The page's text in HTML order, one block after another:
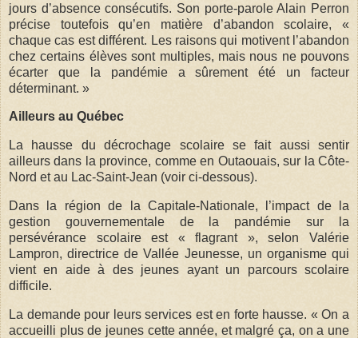
jours d’absence consécutifs. Son porte-parole Alain Perron
précise toutefois qu’en matière d’abandon scolaire, «
chaque cas est différent. Les raisons qui motivent l’abandon
chez certains élèves sont multiples, mais nous ne pouvons
écarter que la pandémie a sûrement été un facteur
déterminant. »
Ailleurs au Québec
La hausse du décrochage scolaire se fait aussi sentir
ailleurs dans la province, comme en Outaouais, sur la Côte-
Nord et au Lac-Saint-Jean (voir ci-dessous).
Dans la région de la Capitale-Nationale, l’impact de la
gestion gouvernementale de la pandémie sur la
persévérance scolaire est « flagrant », selon Valérie
Lampron, directrice de Vallée Jeunesse, un organisme qui
vient en aide à des jeunes ayant un parcours scolaire
difficile.
La demande pour leurs services est en forte hausse. « On a
accueilli plus de jeunes cette année, et malgré ça, on a une